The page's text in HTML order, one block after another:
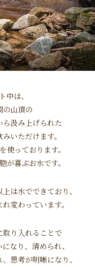
中は、
の山頂の
汲み上げられた
いただけます。
使っております。
が喜ぶお水です。
は水でできており、
変わっています。
り入れることで
なり、清められ、
思考が明晰になり、